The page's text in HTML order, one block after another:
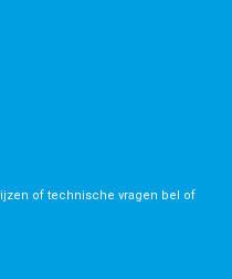
of technische vragen bel of